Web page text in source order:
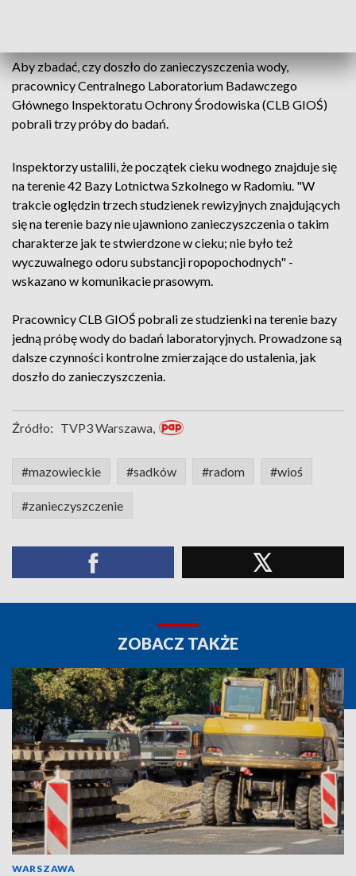
Aby zbadać, czy doszło do zanieczyszczenia wody,
pracownicy Centralnego Laboratorium Badawczego
Głównego Inspektoratu Ochrony Środowiska (CLB GIOŚ)
pobrali trzy próby do badań.
Inspektorzy ustalili, że początek cieku wodnego znajduje się
na terenie 42 Bazy Lotnictwa Szkolnego w Radomiu. "W
trakcie oględzin trzech studzienek rewizyjnych znajdujących
się na terenie bazy nie ujawniono zanieczyszczenia o takim
charakterze jak te stwierdzone w cieku; nie było też
wyczuwalnego odoru substancji ropopochodnych" -
wskazano w komunikacie prasowym.
Pracownicy CLB GIOŚ pobrali ze studzienki na terenie bazy
jedną próbę wody do badań laboratoryjnych. Prowadzone są
dalsze czynności kontrolne zmierzające do ustalenia, jak
doszło do zanieczyszczenia.
Źródło: TVP3 Warszawa,
#mazowieckie #sadków #radom #wioś
#zanieczyszczenie
ZOBACZ TAKŻE
WARSZAWA